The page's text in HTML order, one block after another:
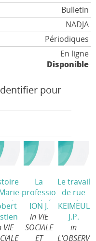
Bulletin
NADJA
Périodiques
En ligne
Disponible
pour
/
VIE
La
professio
nnalité
éducativ
e à
l'épreuve
ION J.
in VIE
SOCIALE
ET
Le travail
de rue
ou le
social au
carrefour
de ses
KEIMEUL
J.P.
in
L'OBSERV